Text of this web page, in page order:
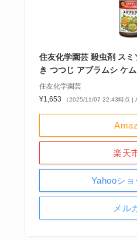
住友化学園芸 殺虫剤 ス
き つつじ アブラムシ ケ
住友化学園芸
¥1,653
（2025/11/07 22:43時点 |
楽天
Yahooシ
メル